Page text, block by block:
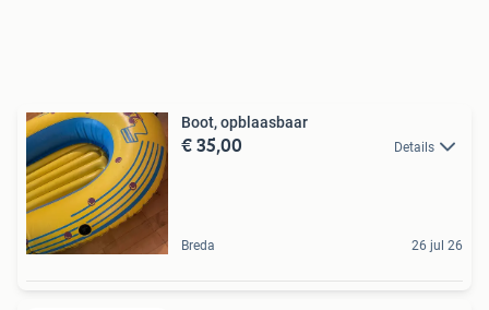
Boot, opblaasbaar
€ 35,00 Details
Breda 26 jul 26